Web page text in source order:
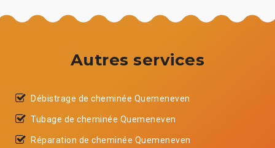
Autres services
Débistrage de cheminée Quemeneven
Tubage de cheminée Quemeneven
Réparation de cheminée Quemeneven